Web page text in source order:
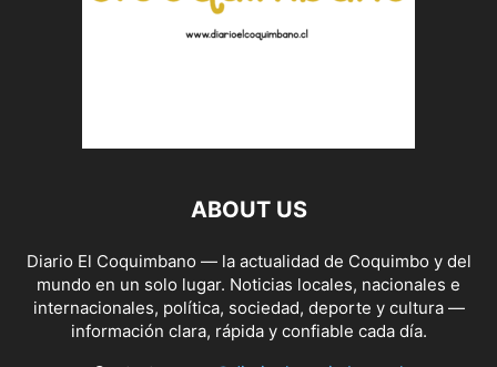
ABOUT US
Diario El Coquimbano — la actualidad de Coquimbo y del
mundo en un solo lugar. Noticias locales, nacionales e
internacionales, política, sociedad, deporte y cultura —
información clara, rápida y confiable cada día.